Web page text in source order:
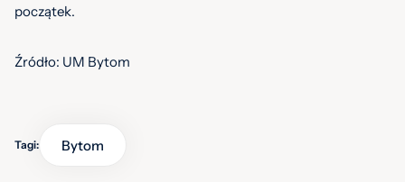
początek.
Źródło: UM Bytom
Tagi: Bytom